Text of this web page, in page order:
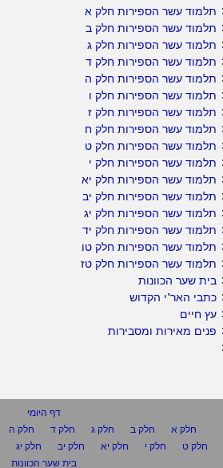
תלמוד עשר הספירות חלק א
תלמוד עשר הספירות חלק ב
תלמוד עשר הספירות חלק ג
תלמוד עשר הספירות חלק ד
תלמוד עשר הספירות חלק ה
תלמוד עשר הספירות חלק ו
תלמוד עשר הספירות חלק ז
תלמוד עשר הספירות חלק ח
תלמוד עשר הספירות חלק ט
תלמוד עשר הספירות חלק י
תלמוד עשר הספירות חלק יא
תלמוד עשר הספירות חלק יב
תלמוד עשר הספירות חלק יג
תלמוד עשר הספירות חלק יד
תלמוד עשר הספירות חלק טו
תלמוד עשר הספירות חלק טז
בית שער הכוונות
כתבי האר"י הקדוש
עץ חיים
פנים מאירות ומסבירות
דף היומי
חלק א
חלק ב חלק ג חלק ד חלק ה
חלק ט
חלק י חלק יא חלק יב חלק יג
בית שער הכוונות